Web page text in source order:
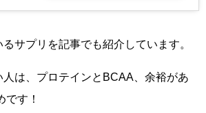
サプリを記事でも紹介しています。
は、プロテインとBCAA、余裕があ
です！